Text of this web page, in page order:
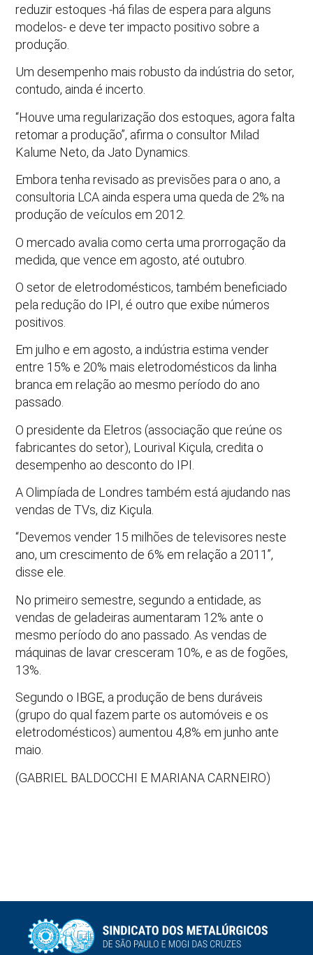
reduzir estoques -há filas de espera para alguns
modelos- e deve ter impacto positivo sobre a
produção.
Um desempenho mais robusto da indústria do setor,
contudo, ainda é incerto.
“Houve uma regularização dos estoques, agora falta
retomar a produção”, afirma o consultor Milad
Kalume Neto, da Jato Dynamics.
Embora tenha revisado as previsões para o ano, a
consultoria LCA ainda espera uma queda de 2% na
produção de veículos em 2012.
O mercado avalia como certa uma prorrogação da
medida, que vence em agosto, até outubro.
O setor de eletrodomésticos, também beneficiado
pela redução do IPI, é outro que exibe números
positivos.
Em julho e em agosto, a indústria estima vender
entre 15% e 20% mais eletrodomésticos da linha
branca em relação ao mesmo período do ano
passado.
O presidente da Eletros (associação que reúne os
fabricantes do setor), Lourival Kiçula, credita o
desempenho ao desconto do IPI.
A Olimpíada de Londres também está ajudando nas
vendas de TVs, diz Kiçula.
“Devemos vender 15 milhões de televisores neste
ano, um crescimento de 6% em relação a 2011”,
disse ele.
No primeiro semestre, segundo a entidade, as
vendas de geladeiras aumentaram 12% ante o
mesmo período do ano passado. As vendas de
máquinas de lavar cresceram 10%, e as de fogões,
13%.
Segundo o IBGE, a produção de bens duráveis
(grupo do qual fazem parte os automóveis e os
eletrodomésticos) aumentou 4,8% em junho ante
maio.
(GABRIEL BALDOCCHI E MARIANA CARNEIRO)